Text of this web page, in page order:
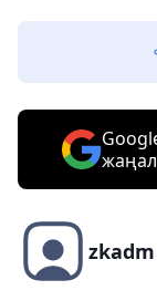
zkadm